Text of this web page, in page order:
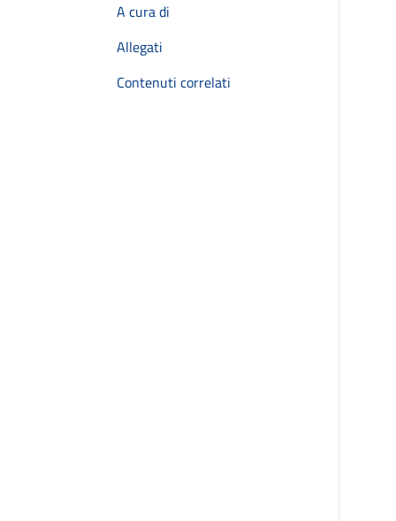
A cura di
Allegati
Contenuti correlati